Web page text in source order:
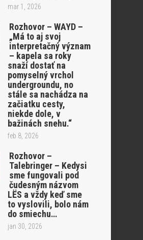
mar 1, 2026
Rozhovor – WAYD –
„Má to aj svoj
interpretačný význam
– kapela sa roky
snaží dostať na
pomyselný vrchol
undergroundu, no
stále sa nachádza na
začiatku cesty,
niekde dole, v
bažinách snehu.“
feb 8, 2026
Rozhovor –
Talebringer – Kedysi
sme fungovali pod
čudesným názvom
LËS a vždy keď sme
to vyslovili, bolo nám
do smiechu…
jan 30, 2026